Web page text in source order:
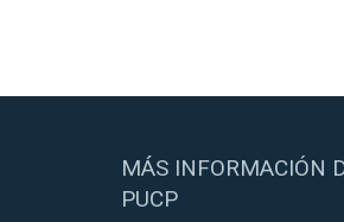
MÁS INFORMACIÓN
PUCP